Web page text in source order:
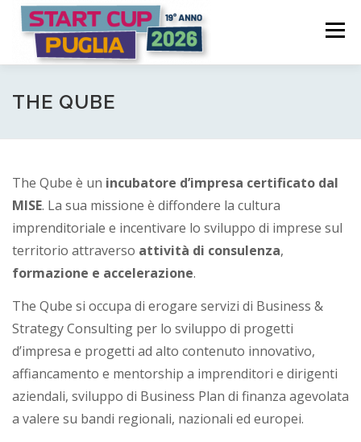
Passa
contenuto
a
t
p
P
a
Menù
COME FUNZIONA
THE QUBE
The Qube è un incubatore d’impresa certificato dal
MISE. La sua missione è diffondere la cultura
imprenditoriale e incentivare lo sviluppo di imprese sul
territorio attraverso attività di consulenza,
formazione e accelerazione.
The Qube si occupa di erogare servizi di Business &
Strategy Consulting per lo sviluppo di progetti
d’impresa e progetti ad alto contenuto innovativo,
affiancamento e mentorship a imprenditori e dirigenti
aziendali, sviluppo di Business Plan di finanza agevolata
a valere su bandi regionali, nazionali ed europei.